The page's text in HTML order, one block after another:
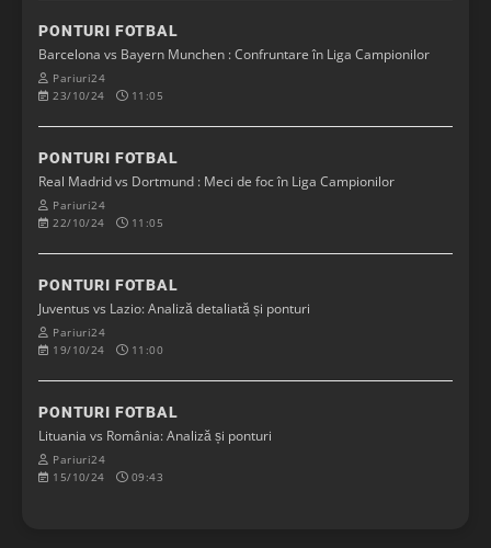
PONTURI FOTBAL
Barcelona vs Bayern Munchen : Confruntare în Liga Campionilor
Pariuri24
23/10/24
11:05
PONTURI FOTBAL
Real Madrid vs Dortmund : Meci de foc în Liga Campionilor
Pariuri24
22/10/24
11:05
PONTURI FOTBAL
Juventus vs Lazio: Analiză detaliată și ponturi
Pariuri24
19/10/24
11:00
PONTURI FOTBAL
Lituania vs România: Analiză și ponturi
Pariuri24
15/10/24
09:43